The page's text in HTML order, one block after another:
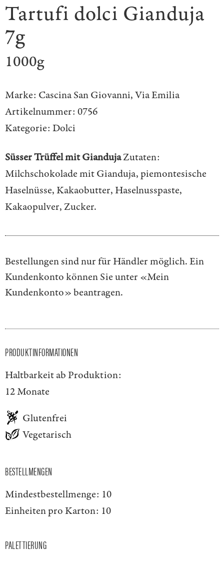
Tartufi dolci Gianduja
7g
1000g
Marke: Cascina San Giovanni,Via Emilia
Artikelnummer: 0756
Kategorie: Dolci
Süsser Trüffel mit GiandujaZutaten:
Milchschokolade mit Gianduja, piemontesische
Haselnüsse, Kakaobutter, Haselnusspaste,
Kakaopulver, Zucker.
Bestellungen sind nur für Händler möglich. Ein
Kundenkonto können Sie unter «Mein
Kundenkonto»beantragen.
PRODUKTINFORMATIONEN
Haltbarkeit ab Produktion:
12 Monate
Glutenfrei
Vegetarisch
BESTELLMENGEN
Mindestbestellmenge: 10
Einheiten pro Karton: 10
PALETTIERUNG